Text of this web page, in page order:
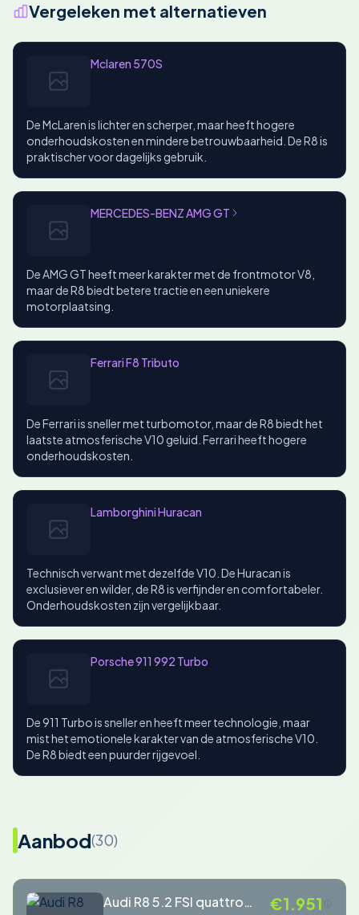
Vergeleken met alternatieven
Mclaren 570S
De McLaren is lichter en scherper, maar heeft hogere
onderhoudskosten en mindere betrouwbaarheid. De R8 is
praktischer voor dagelijks gebruik.
MERCEDES-BENZ AMG GT
De AMG GT heeft meer karakter met de frontmotor V8,
maar de R8 biedt betere tractie en een uniekere
motorplaatsing.
Ferrari F8 Tributo
De Ferrari is sneller met turbomotor, maar de R8 biedt het
laatste atmosferische V10 geluid. Ferrari heeft hogere
onderhoudskosten.
Lamborghini Huracan
Technisch verwant met dezelfde V10. De Huracan is
exclusiever en wilder, de R8 is verfijnder en comfortabeler.
Onderhoudskosten zijn vergelijkbaar.
Porsche 911 992 Turbo
De 911 Turbo is sneller en heeft meer technologie, maar
mist het emotionele karakter van de atmosferische V10.
De R8 biedt een puurder rijgevoel.
Aanbod(30)
Audi R8 5.2 FSI quattro
€1.951